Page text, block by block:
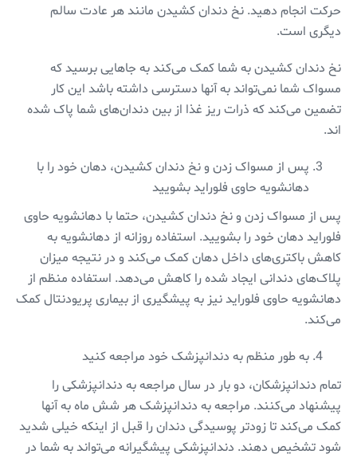
حرکت انجام دهید. نخ دندان کشیدن مانند هر عادت سالم
دیگری است.
نخ دندان کشیدن به شما کمک می‌کند به جاهایی برسید که
مسواک شما نمی‌تواند به آنها دسترسی داشته باشد این کار
تضمین می‌کند که ذرات ریز غذا از بین دندان‌های شما پاک شده
اند.
پس از مسواک زدن و نخ دندان کشیدن، دهان خود را با
دهانشویه حاوی فلوراید بشویید
پس از مسواک زدن و نخ دندان کشیدن، حتما با دهانشویه حاوی
فلوراید دهان خود را بشویید. استفاده روزانه از دهانشویه به
کاهش باکتری‌های داخل دهان کمک می‌کند و در نتیجه میزان
پلاک‌های دندانی ایجاد شده را کاهش می‌دهد. استفاده منظم از
دهانشویه حاوی فلوراید نیز به پیشگیری از بیماری پریودنتال کمک
می‌کند.
به طور منظم به دندانپزشک خود مراجعه کنید
تمام دندانپزشکان، دو بار در سال مراجعه به دندانپزشکی را
پیشنهاد می‌کنند. مراجعه به دندانپزشک هر شش ماه به آنها
کمک می‌کند تا زودتر پوسیدگی دندان را قبل از اینکه خیلی شدید
شود تشخیص دهند. دندانپزشکی پیشگیرانه می‌تواند به شما در